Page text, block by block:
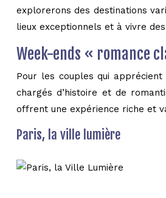
explorerons des destinations
lieux exceptionnels et à vivre
Week-ends « romance
Pour les couples qui
chargés d’histoire et de
offrent une expérience riche et
Paris, la ville lumière